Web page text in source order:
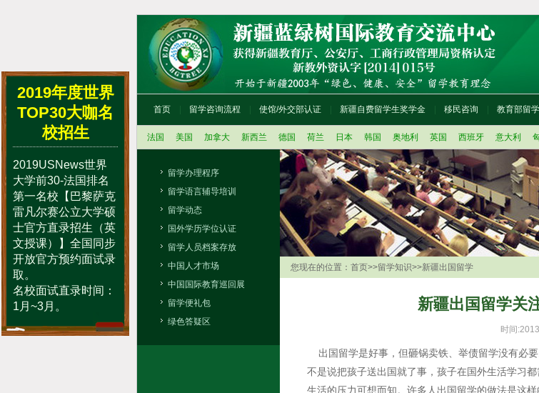
首页 留学咨询流程 使馆/外交部认证 新疆自费留学生奖学金 移民咨询 教育部留
法国 美国 加拿大 新西兰 德国 荷兰 日本 韩国 奥地利 英国 西班牙 意大利
留学办理程序
留学语言辅导培训
留学动态
国外学历学位认证
留学人员档案存放
中国人才市场
中国国际教育巡回展
留学便礼包
绿色答疑区
您现在的位置： 首页>>留学知识>>新疆出国留学
新疆出国留学关
时间
出国留学是好事，但砸锅卖铁、举债留学没有必
不是说把孩子送出国就了事，孩子在国外生活学习
生活的压力可想而知。许多人出国留学的做法是这
2019年度世界
TOP30大咖名
校招生
2019USNews世界
大学前30-法国排名
第一名校【巴黎萨克
雷凡尔赛公立大学硕
士官方直录招生（英
文授课）】全国同步
开放官方预约面试录
取。
名校面试直录时间：
1月~3月。